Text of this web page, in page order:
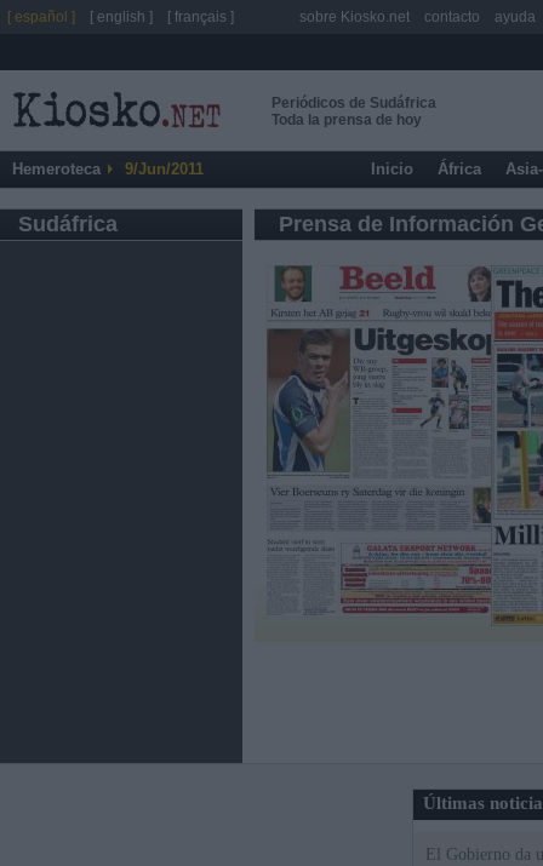
Periódicos de Sudáfrica
Toda la prensa de hoy
Hemeroteca 9/Jun/2011 Inicio África
Sudáfrica Prensa de Información
Últimas
El Gobierno da
[ español ] [ english ] [ français ] sobre Kiosko.net contacto ayuda